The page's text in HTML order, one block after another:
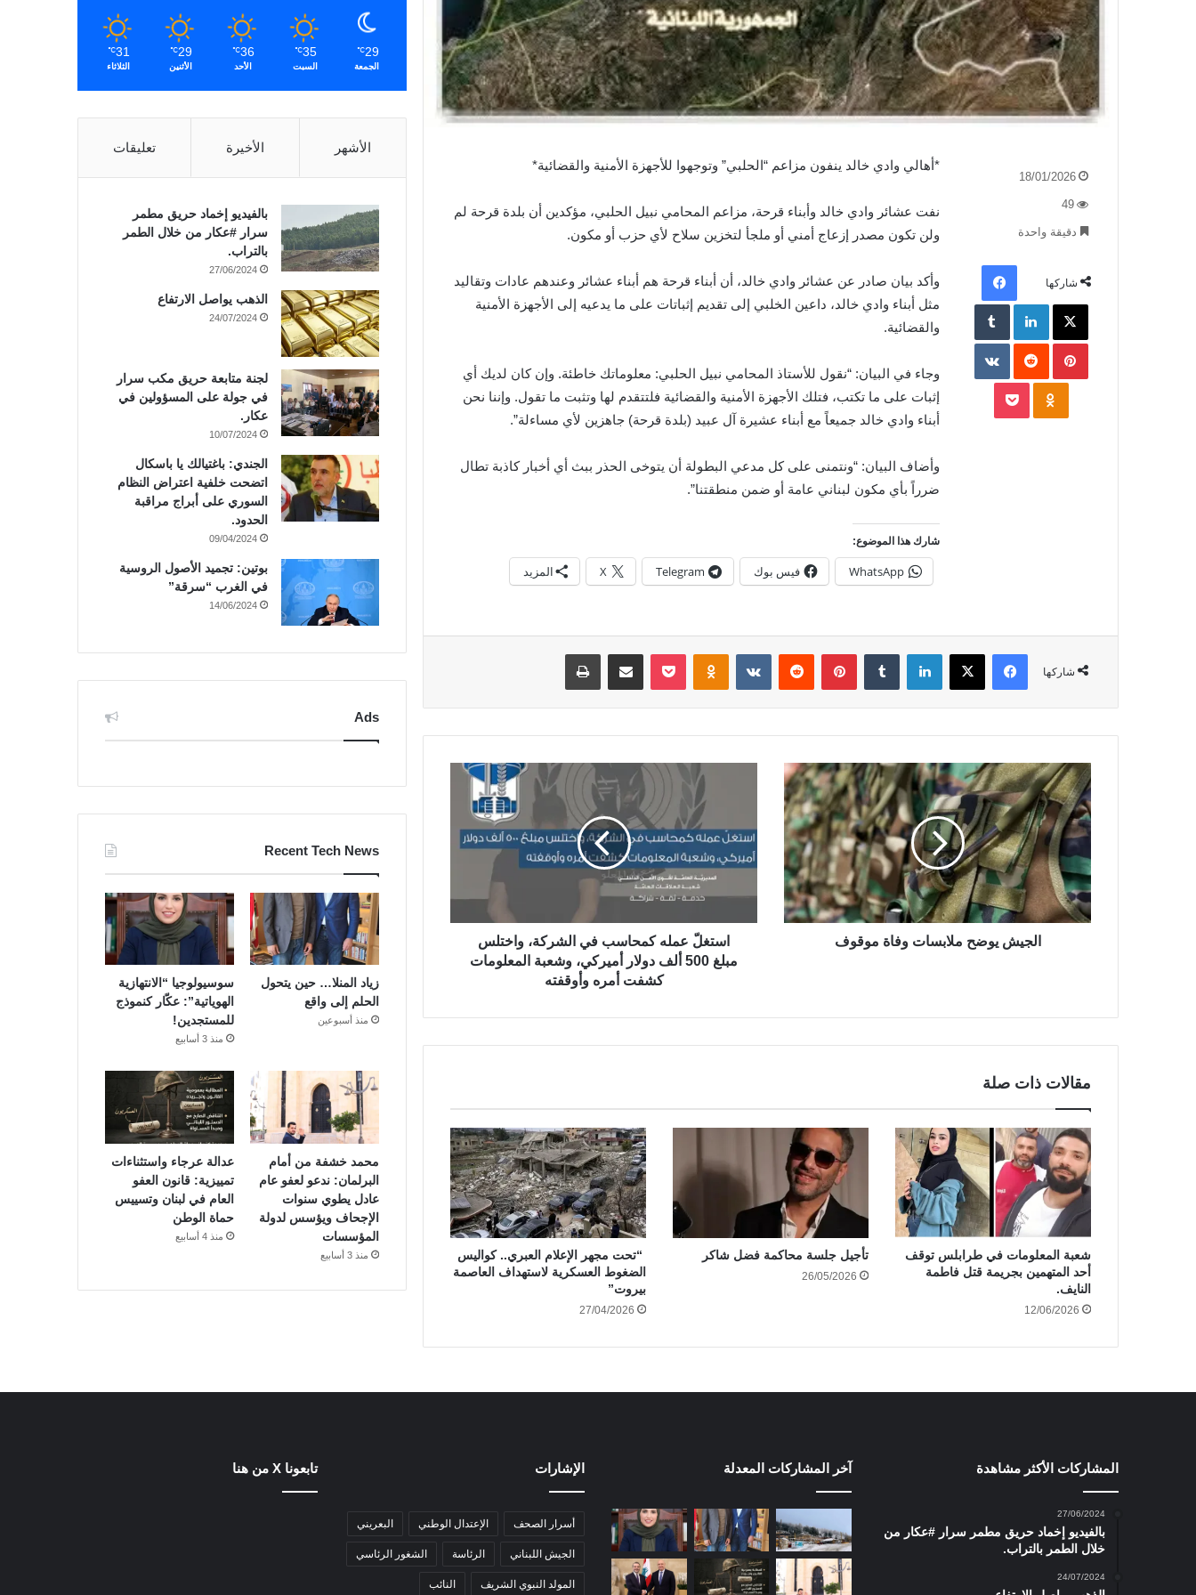
*أهالي وادي خالد ينفون مزاعم “الحلبي” وتوجهوا للأجهزة الأمنية والقضائية*
نفت عشائر وادي خالد وأبناء قرحة، مزاعم المحامي نبيل الحلبي، مؤكدين أن بلدة قرحة لم
ولن تكون مصدر إزعاج أمني أو ملجأ لتخزين سلاح لأي حزب أو مكون.
وأكد بيان صادر عن عشائر وادي خالد، أن أبناء قرحة هم أبناء عشائر وعندهم عادات وتقاليد
مثل أبناء وادي خالد، داعين الخلبي إلى تقديم إثباتات على ما يدعيه إلى الأجهزة الأمنية
والقضائية.
وجاء في البيان: “نقول للأستاذ المحامي نبيل الحلبي: معلوماتك خاطئة. وإن كان لديك أي
إثبات على ما تكتب، فتلك الأجهزة الأمنية والقضائية فلتتقدم لها وتثبت ما تقول. وإننا نحن
أبناء وادي خالد جميعاً مع أبناء عشيرة آل عبيد (بلدة قرحة) جاهزين لأي مساءلة”.
وأضاف البيان: “ونتمنى على كل مدعي البطولة أن يتوخى الحذر ببث أي أخبار كاذبة تطال
ضرراً بأي مكون لبناني عامة أو ضمن منطقتنا”.
شارك هذا الموضوع:
WhatsApp فيس بوك Telegram
X المزيد
18/01/2026
49
دقيقة واحدة
شاركها
فيسبوك
X لينكدإن ‏Tumblr
بينتيريست
‏Reddit
‏VKontakte
Odnoklassniki
بوكيت
شاركها
فيسبوك X لينكدإن بينتيريست Odnoklassniki
بوكيت مشاركة عبر البريد طباعة
الجيش يوضح ملابسات وفاة موقوف
استغلّ عمله كمحاسب في الشركة، واختلس
مبلغ 500 ألف دولار أميركي، وشعبة المعلومات
كشفت أمره وأوقفته
مقالات ذات صلة
شعبة المعلومات في طرابلس توقف
أحد المتهمين بجريمة قتل فاطمة
النايف.
12/06/2026
تأجيل جلسة محاكمة فضل شاكر
26/05/2026
“تحت مجهر الإعلام العبري.. كواليس
الضغوط العسكرية لاستهداف العاصمة
بيروت”
27/04/2026
29
℃
الجمعة
35
℃
السبت
36
℃
الأحد
29
℃
الأثنين
31
℃
الثلاثاء
الأشهر الأخيرة تعليقات
بالفيديو إخماد حريق مطمر
سرار #عكار من خلال الطمر
بالتراب.
27/06/2024
الذهب يواصل الارتفاع
24/07/2024
لجنة متابعة حريق مكب سرار
في جولة على المسؤولين في
عكار.
10/07/2024
الجندي: باغتيالك يا باسكال
اتضحت خلفية اعتراض النظام
السوري على أبراج مراقبة
الحدود.
09/04/2024
بوتين: تجميد الأصول الروسية
في الغرب “سرقة”
14/06/2024
Ads
Recent Tech News
زياد المنلا… حين يتحول
الحلم إلى واقع
منذ أسبوعين
سوسيولوجيا “الانتهازية
الهوياتية”: عكّار كنموذج
للمستجدين!
منذ 3 أسابيع
محمد خشفة من أمام
البرلمان: ندعو لعفو عام
عادل يطوي سنوات
الإجحاف ويؤسس لدولة
المؤسسات
منذ 3 أسابيع
عدالة عرجاء واستثناءات
تمييزية: قانون العفو
العام في لبنان وتسييس
حماة الوطن
منذ 4 أسابيع
المشاركات الأكثر مشاهدة
27/06/2024
بالفيديو إخماد حريق مطمر سرار #عكار من
خلال الطمر بالتراب.
24/07/2024
آخر المشاركات المعدلة الإشارات
أسرار الصحف الإعتدال الوطني البعريني
الجيش اللبناني الرئاسة الشغور الرئاسي
المولد النبوي الشريف النائب
تابعونا X من هنا